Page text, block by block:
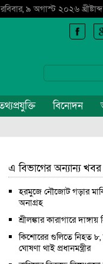
রবিবার, ৯ অগাস্ট ২০২৬
বিনোদন
এ বিভাগের অন্যান্য খবর
হরমুজে নৌজোট গড়ার
অনাগ্রহ
শ্রীলঙ্কার কারাগারে
কিশোরের গুলিতে নিহত
ঘোষণা থাই প্রধানমন্ত্রীর